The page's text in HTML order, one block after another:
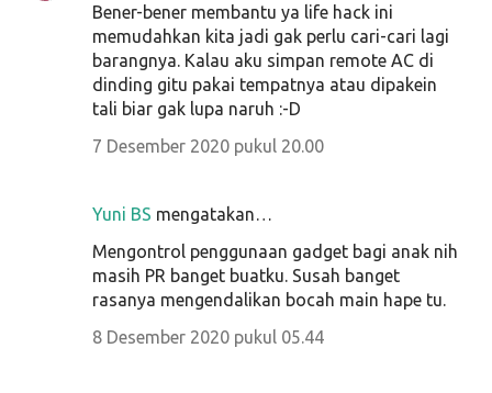
Bener-bener membantu ya life hack ini
memudahkan kita jadi gak perlu cari-cari lagi
barangnya. Kalau aku simpan remote AC di
dinding gitu pakai tempatnya atau dipakein
tali biar gak lupa naruh :-D
7 Desember 2020 pukul 20.00
Yuni BS mengatakan…
Mengontrol penggunaan gadget bagi anak nih
masih PR banget buatku. Susah banget
rasanya mengendalikan bocah main hape tu.
8 Desember 2020 pukul 05.44